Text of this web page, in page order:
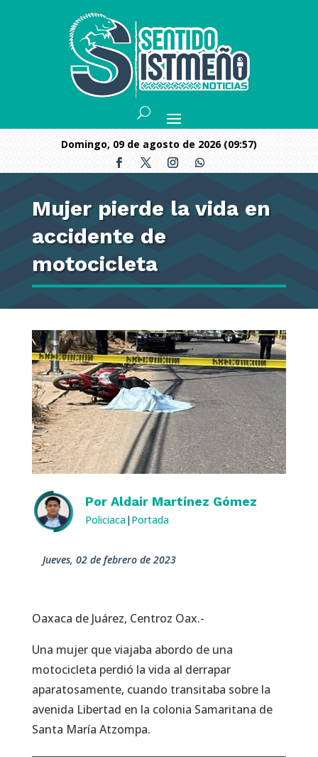
domingo, 09 de agosto de 2026 (09:57)
Mujer pierde la vida en
accidente de
motocicleta
Por Aldair Martínez Gómez
Policiaca| Portada
jueves, 02 de febrero de 2023
Oaxaca de Juárez, Centroz Oax.-
Una mujer que viajaba abordo de una
motocicleta perdió la vida al derrapar
aparatosamente, cuando transitaba sobre la
avenida Libertad en la colonia Samaritana de
Santa María Atzompa.